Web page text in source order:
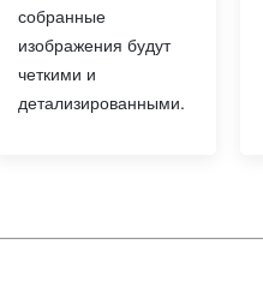
собранные
изображения будут
четкими и
детализированными.